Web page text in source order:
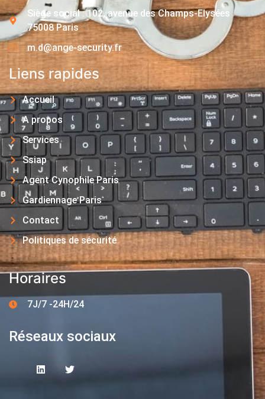
Siège social : 102, avenue des Champs-Elysées
75008 Paris
m.d@ange-security.fr
Liens rapides
Accueil
A propos
Services
Ssiap
Agent Cynophile Paris
Gardiennage Paris
Contact
Politiques de sécurité
Horaires
7J/7 -24H/24
Réseaux sociaux